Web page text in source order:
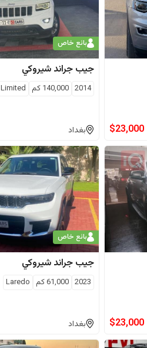
$23,000
بائع خاص
جيب جراند شيروكي
2014
140,000 كم Limited
بغداد
$23,000
بائع خاص
جيب جراند شيروكي
2023
61,000كم Laredo
بغداد